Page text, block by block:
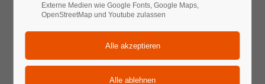
Fräsarbeiten an Kolbenstangen und Bohrarbeiten an
Zusägen von Rundmaterial (z.B. Kolbenstangen,
Mechanische Bearbeitung von Bauteilen und
Externe Medien wie Google Fonts, Google Maps,
OpenStreetMap und Youtube zulassen